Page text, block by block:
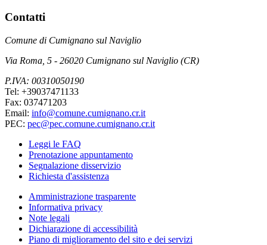
Contatti
Comune di Cumignano sul Naviglio
Via Roma, 5 - 26020 Cumignano sul Naviglio (CR)
P.IVA: 00310050190
Tel: +39037471133
Fax: 037471203
Email: info@comune.cumignano.cr.it
PEC: pec@pec.comune.cumignano.cr.it
Leggi le FAQ
Prenotazione appuntamento
Segnalazione disservizio
Richiesta d'assistenza
Amministrazione trasparente
Informativa privacy
Note legali
Dichiarazione di accessibilità
Piano di miglioramento del sito e dei servizi